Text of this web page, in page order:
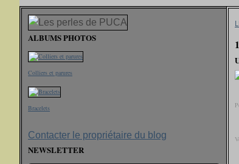
ALBUMS PHOTOS
Colliers et parures
Bracelets
Contacter le propriétaire du blog
NEWSLETTER